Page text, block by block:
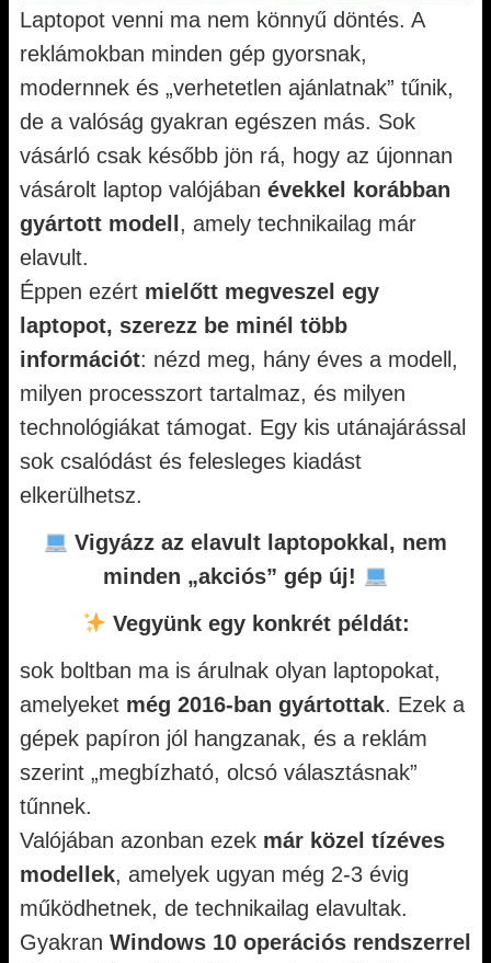
Laptopot venni ma nem könnyű döntés. A
reklámokban minden gép gyorsnak,
modernnek és „verhetetlen ajánlatnak” tűnik,
de a valóság gyakran egészen más. Sok
vásárló csak később jön rá, hogy az újonnan
vásárolt laptop valójában évekkel korábban
gyártott modell , amely technikailag már
elavult.
Éppen ezért mielőtt megveszel egy
laptopot, szerezz be minél több
információt: nézd meg, hány éves a modell,
milyen processzort tartalmaz, és milyen
technológiákat támogat. Egy kis utánajárással
sok csalódást és felesleges kiadást
elkerülhetsz.
Vigyázz az elavult laptopokkal, nem
minden „akciós” gép új!
Vegyünk egy konkrét példát:
sok boltban ma is árulnak olyan laptopokat,
amelyeket még 2016-ban gyártottak. Ezek a
gépek papíron jól hangzanak, és a reklám
szerint „megbízható, olcsó választásnak”
tűnnek.
Valójában azonban ezek már közel tízéves
modellek, amelyek ugyan még 2-3 évig
működhetnek, de technikailag elavultak.
Gyakran Windows 10 operációs rendszerrel